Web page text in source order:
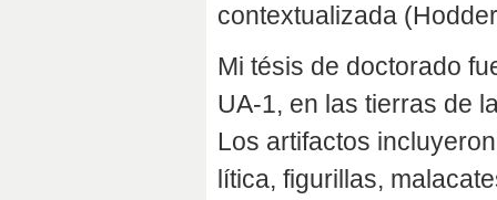
contextualizada
Mi tésis de doctorado
UA-1, en las tierras de
Los artifactos
lítica, figurillas,